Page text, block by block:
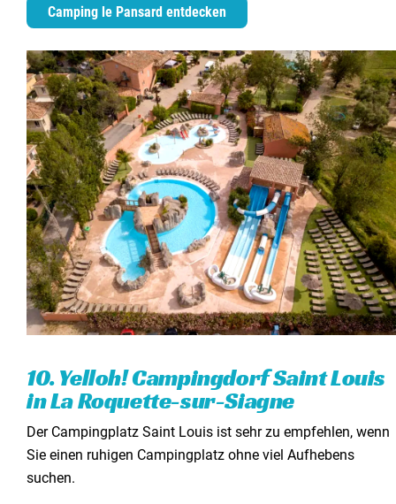
Camping le Pansard entdecken
10. Yelloh! Campingdorf Saint Louis
in La Roquette-sur-Siagne
Der Campingplatz Saint Louis ist sehr zu empfehlen, wenn
Sie einen ruhigen Campingplatz ohne viel Aufhebens
suchen.